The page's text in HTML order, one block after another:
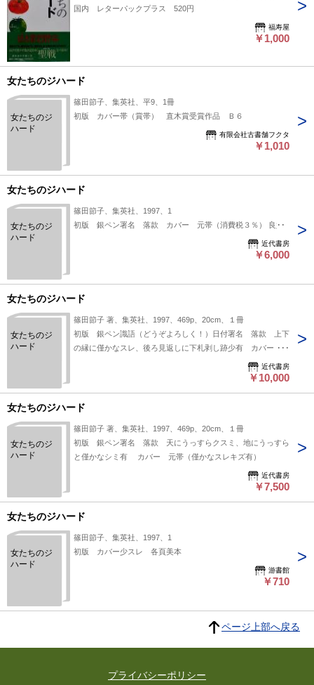
国内 レターパックプラス 520円
福寿屋
￥1,000
女たちのジハード
女たちのジ
ハード
篠田節子、集英社、平9、1冊
初版 カバー帯（賞帯） 直木賞受賞作品 Ｂ６
有限会社古書舗フクタ
￥1,010
女たちのジハード
女たちのジ
ハード
篠田節子、集英社、1997、1
初版 銀ペン署名 落款 カバー 元帯（消費税３％） 良好
近代書房
￥6,000
女たちのジハード
女たちのジ
ハード
篠田節子 著、集英社、1997、469p、20cm、１冊
初版 銀ペン識語（どうぞよろしく！）日付署名 落款 上下
の縁に僅かなスレ、後ろ見返しに下札剥し跡少有 カバー（裏
近代書房
￥10,000
女たちのジハード
女たちのジ
ハード
篠田節子 著、集英社、1997、469p、20cm、１冊
初版 銀ペン署名 落款 天にうっすらクスミ、地にうっすら
と僅かなシミ有 カバー 元帯（僅かなスレキズ有）
近代書房
￥7,500
女たちのジハード
女たちのジ
ハード
篠田節子、集英社、1997、1
初版 カバー少スレ 各頁美本
游書館
￥710
ページ上部へ戻る
プライバシーポリシー